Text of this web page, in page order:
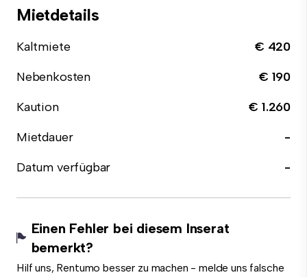
Mietdetails
Kaltmiete
€ 420
Nebenkosten
€ 190
Kaution
€ 1.260
Mietdauer
-
Datum verfügbar
-
Einen Fehler bei diesem Inserat
bemerkt?
Hilf uns, Rentumo besser zu machen - melde uns falsche